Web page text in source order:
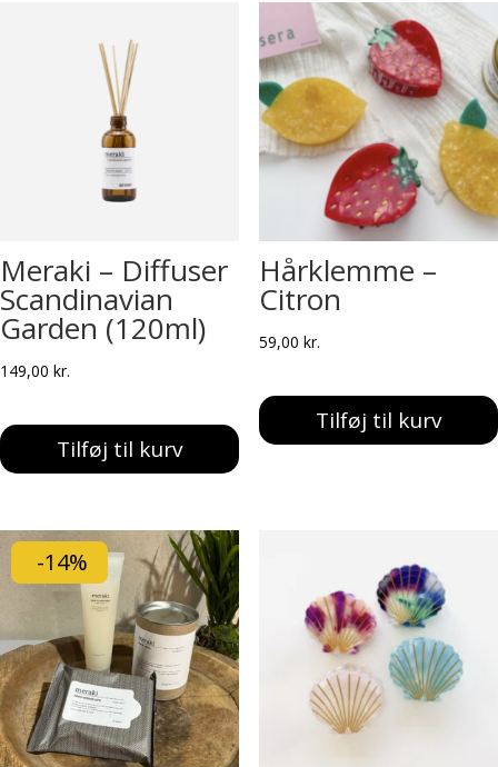
Meraki – Diffuser
Scandinavian
Garden (120ml)
149,00 kr.
Tilføj til kurv
Hårklemme –
Citron
59,00 kr.
Tilføj til kurv
-14%